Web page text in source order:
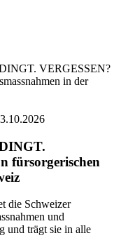
VERGESSEN?
in der
fürsorgerischen
die Schweizer
und
und trägt sie in alle